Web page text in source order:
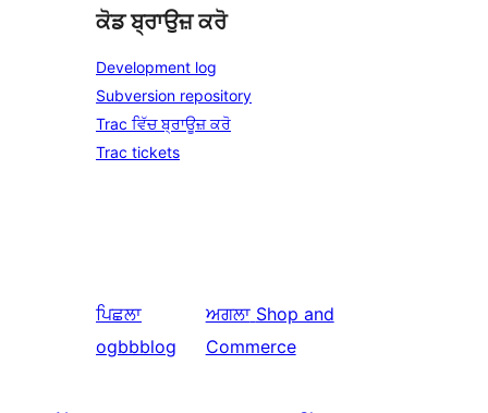
ਕੋਡ ਬ੍ਰਾਉਜ਼ ਕਰੋ
Development log
Subversion repository
Trac ਵਿੱਚ ਬ੍ਰਾਊਜ਼ ਕਰੋ
Trac tickets
ਪਿਛਲਾ
ogbbblog
ਅਗਲਾ Shop and
Commerce